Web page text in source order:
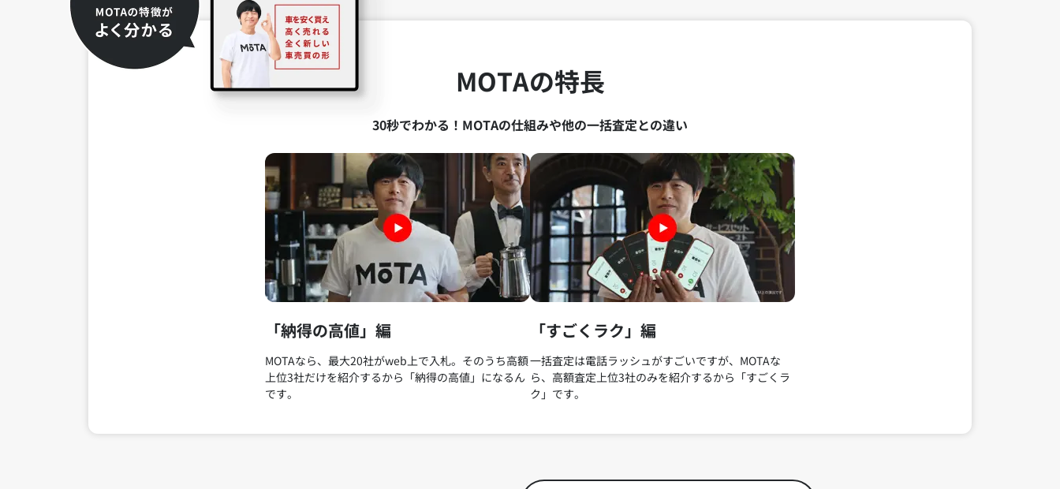
MOTAの特長
30秒でわかる！MOTAの仕組みや他の一括査定との違い
「納得の高値」編
MOTAなら、最大20社がweb上で入札。そのうち高額
上位3社だけを紹介するから「納得の高値」になるん
です。
「すごくラク」編
一括査定は電話ラッシュがすごいですが、MOTAな
ら、高額査定上位3社のみを紹介するから「すごくラ
ク」です。